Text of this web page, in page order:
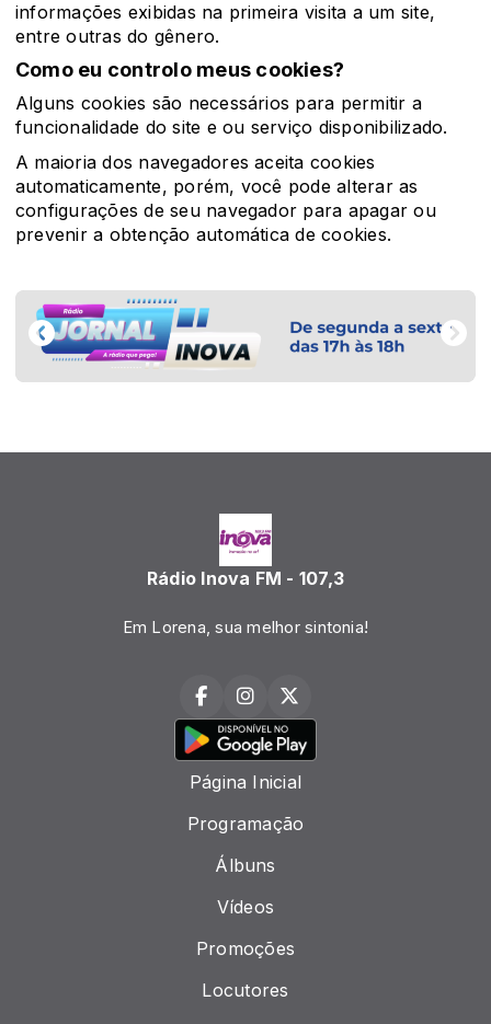
informações exibidas na primeira visita a um site,
entre outras do gênero.
Como eu controlo meus cookies?
Alguns cookies são necessários para permitir a
funcionalidade do site e ou serviço disponibilizado.
A maioria dos navegadores aceita cookies
automaticamente, porém, você pode alterar as
configurações de seu navegador para apagar ou
prevenir a obtenção automática de cookies.
Rádio Inova FM - 107,3
Em Lorena, sua melhor sintonia!
Página Inicial
Programação
Álbuns
Vídeos
Promoções
Locutores